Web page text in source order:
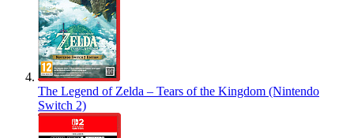
The Legend of Zelda – Tears of the Kingdom (Nintendo
Switch 2)